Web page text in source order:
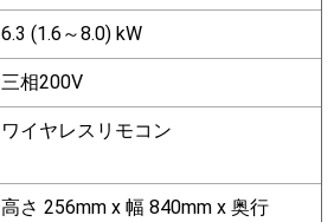
6.3 (1.6～8.0) kW
三相200V
ワイヤレスリモコン
高さ 256mm x 幅 840mm x 奥行